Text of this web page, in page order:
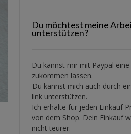
Du möchtest meine
unterstützen?
Du kannst mir mit Paypal
zukommen lassen.
Du kannst mich auch durch
link unterstützen.
Ich erhalte für jeden Einkauf
von dem Shop. Dein Einkauf
nicht teurer.